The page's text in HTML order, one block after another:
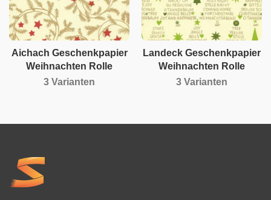
Aichach Geschenkpapier
Weihnachten Rolle
3 Varianten
Landeck Geschenkpapier
Weihnachten Rolle
3 Varianten